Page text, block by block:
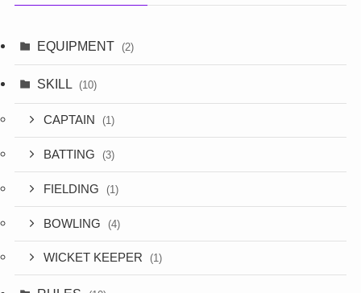
EQUIPMENT (2)
SKILL (10)
CAPTAIN (1)
BATTING (3)
FIELDING (1)
BOWLING (4)
WICKET KEEPER (1)